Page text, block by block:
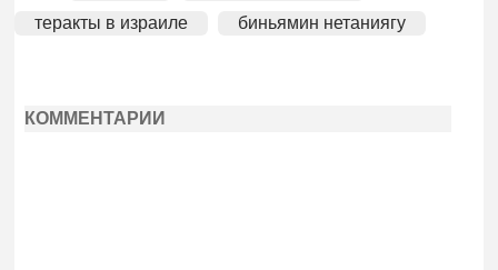
теракты в израиле
биньямин нетаниягу
КОММЕНТАРИИ